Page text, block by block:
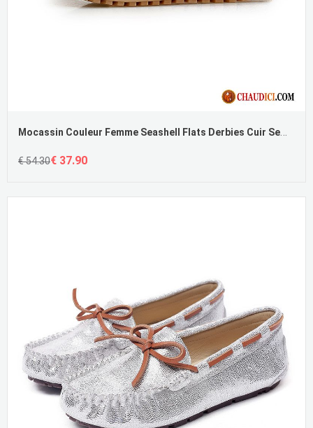
Mocassin Couleur Femme Seashell Flats Derbies Cuir Semelle Oxford Cuir Véritable Pas Cher
€ 54.30€ 37.90